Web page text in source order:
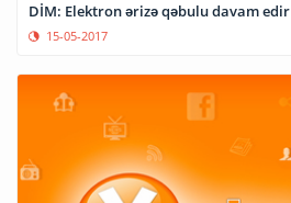
DİM: Elektron ərizə qəbulu davam edir
15-05-2017